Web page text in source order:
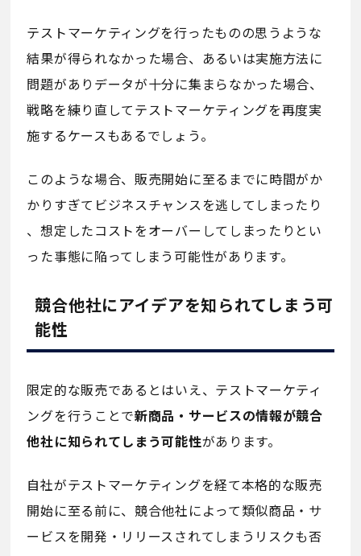
テストマーケティングを行ったものの思うような
結果が得られなかった場合、あるいは実施方法に
問題がありデータが十分に集まらなかった場合、
戦略を練り直してテストマーケティングを再度実
施するケースもあるでしょう。
このような場合、販売開始に至るまでに時間がか
かりすぎてビジネスチャンスを逃してしまったり
、想定したコストをオーバーしてしまったりとい
った事態に陥ってしまう可能性があります。
競合他社にアイデアを知られてしまう可
能性
限定的な販売であるとはいえ、テストマーケティ
ングを行うことで新商品・サービスの情報が競合
他社に知られてしまう可能性があります。
自社がテストマーケティングを経て本格的な販売
開始に至る前に、競合他社によって類似商品・サ
ービスを開発・リリースされてしまうリスクも否